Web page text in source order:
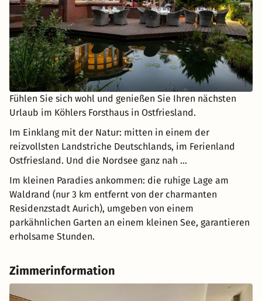
Fühlen Sie sich wohl und genießen Sie Ihren nächsten
Urlaub im Köhlers Forsthaus in Ostfriesland.
Im Einklang mit der Natur: mitten in einem der
reizvollsten Landstriche Deutschlands, im Ferienland
Ostfriesland. Und die Nordsee ganz nah ...
Im kleinen Paradies ankommen: die ruhige Lage am
Waldrand (nur 3 km entfernt von der charmanten
Residenzstadt Aurich), umgeben von einem
parkähnlichen Garten an einem kleinen See, garantieren
erholsame Stunden.
Zimmerinformation